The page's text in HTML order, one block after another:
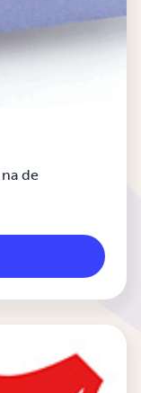
de